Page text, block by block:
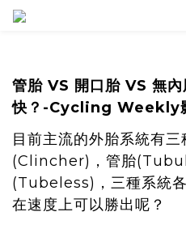
管胎 VS 開口胎 VS 無
快？-Cycling Weekly
目前主流的外胎系統有三
(Clincher)，管胎
(Tubeless)，三種系統
在速度上可以勝出呢？